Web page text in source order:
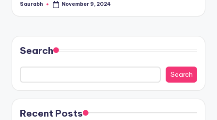
Posted
Saurabh November 9, 2024
Search
Search
Recent Posts